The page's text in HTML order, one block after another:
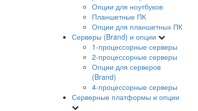
Опции для ноутбуков
Планшетные ПК
Опции для планшетных ПК
Серверы (Brand) и опции
1-процессорные серверы
2-процессорные серверы
Опции для серверов
(Brand)
4-процессорные серверы
Серверные платформы и опции